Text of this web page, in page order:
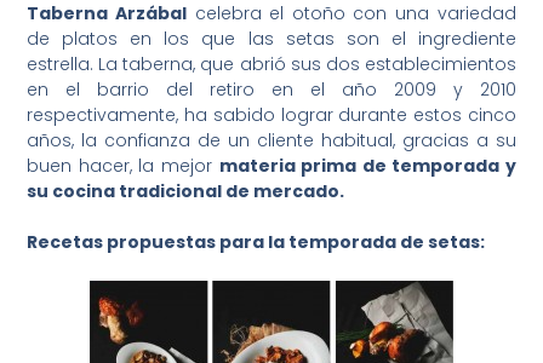
Taberna Arzábal celebra el otoño con una variedad
de platos en los que las setas son el ingrediente
estrella. La taberna, que abrió sus dos establecimientos
en el barrio del retiro en el año 2009 y 2010
respectivamente, ha sabido lograr durante estos cinco
años, la confianza de un cliente habitual, gracias a su
buen hacer, la mejor materia prima de temporada y
su cocina tradicional de mercado.
Recetas propuestas para la temporada de setas: